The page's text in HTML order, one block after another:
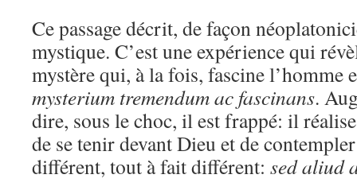
Ce passage décrit, de façon
mystique. C’est une expérience qui
mystère qui, à la fois, fascine l’homme
mysterium tremendum ac fascinans.
dire, sous le choc, il est frappé: il
de se tenir devant Dieu et de
différent, tout à fait différent: sed aliud